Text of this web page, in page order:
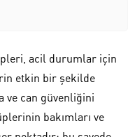
acil durumlar için
etkin bir şekilde
ve can güvenliğini
bakımları ve